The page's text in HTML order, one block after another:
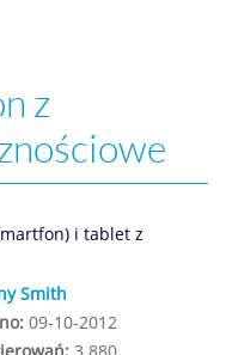
z
i tablet z
Smith
09-10-2012